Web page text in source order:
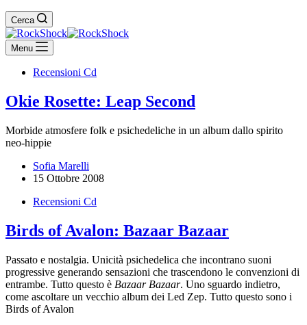
Cerca
Menu
Recensioni Cd
Okie Rosette: Leap Second
Morbide atmosfere folk e psichedeliche in un album dallo spirito
neo-hippie
Sofia Marelli
15 Ottobre 2008
Recensioni Cd
Birds of Avalon: Bazaar Bazaar
Passato e nostalgia. Unicità psichedelica che incontrano suoni
progressive generando sensazioni che trascendono le convenzioni di
entrambe. Tutto questo è Bazaar Bazaar. Uno sguardo indietro,
come ascoltare un vecchio album dei Led Zep. Tutto questo sono i
Birds of Avalon